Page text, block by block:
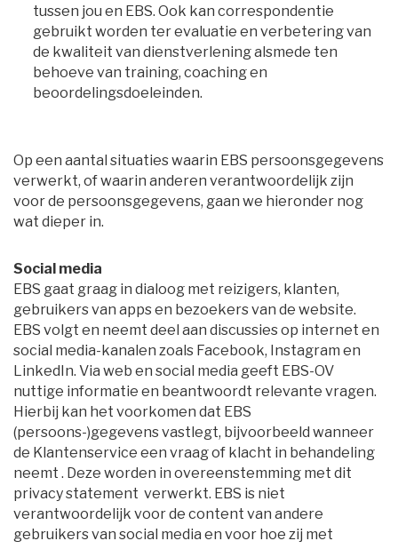
tussen jou en EBS. Ook kan correspondentie
gebruikt worden ter evaluatie en verbetering van
de kwaliteit van dienstverlening alsmede ten
behoeve van training, coaching en
beoordelingsdoeleinden.
Op een aantal situaties waarin EBS persoonsgegevens
verwerkt, of waarin anderen verantwoordelijk zijn
voor de persoonsgegevens, gaan we hieronder nog
wat dieper in.
Social media
EBS gaat graag in dialoog met reizigers, klanten,
gebruikers van apps en bezoekers van de website.
EBS volgt en neemt deel aan discussies op internet en
social media-kanalen zoals Facebook, Instagram en
LinkedIn. Via web en social media geeft EBS-OV
nuttige informatie en beantwoordt relevante vragen.
Hierbij kan het voorkomen dat EBS
(persoons-)gegevens vastlegt, bijvoorbeeld wanneer
de Klantenservice een vraag of klacht in behandeling
neemt . Deze worden in overeenstemming met dit
privacy statement verwerkt. EBS is niet
verantwoordelijk voor de content van andere
gebruikers van social media en voor hoe zij met